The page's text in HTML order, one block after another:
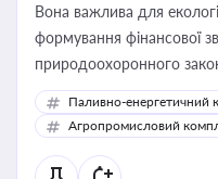
Вона важлива для
формування фінансової
природоохоронного
Паливно-енергетичний
Агропромисловий